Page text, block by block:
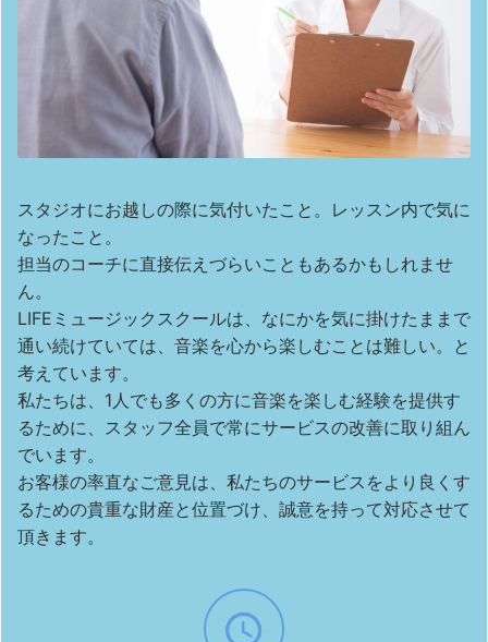
スタジオにお越しの際に気付いたこと。レッスン内で気に
なったこと。
担当のコーチに直接伝えづらいこともあるかもしれませ
ん。
LIFEミュージックスクールは、なにかを気に掛けたままで
通い続けていては、音楽を心から楽しむことは難しい。と
考えています。
私たちは、1人でも多くの方に音楽を楽しむ経験を提供す
るために、スタッフ全員で常にサービスの改善に取り組ん
でいます。
お客様の率直なご意見は、私たちのサービスをより良くす
るための貴重な財産と位置づけ、誠意を持って対応させて
頂きます。